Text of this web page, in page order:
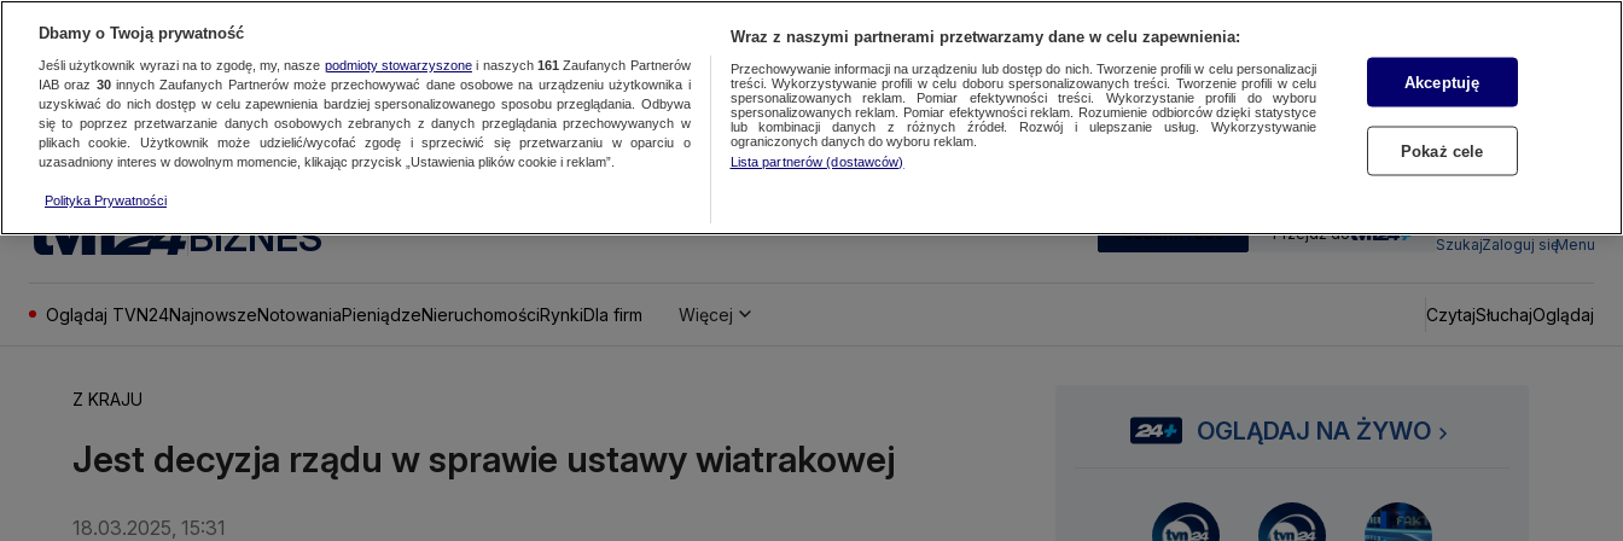
BIZNES SUBSKRYBUJ Przejdź do
SzukajZaloguj sięMenu
Oglądaj TVN24NajnowszeNotowaniaPieniądzeNieruchomościRynkiDla firm Więcej CzytajSłuchajOglądaj
Z KRAJU
Jest decyzja rządu w sprawie ustawy wiatrakowej
18.03.2025, 15:31
OGLĄDAJ NA ŻYWO
Dbamy o Twoją prywatność
Jeśli użytkownik wyrazi na to zgodę, my, nasze podmioty stowarzyszonei naszych 161 Zaufanych Partnerów
IAB oraz 30innych Zaufanych Partnerów może przechowywać dane osobowe na urządzeniu użytkownika i
uzyskiwać do nich dostęp w celu zapewnienia bardziej spersonalizowanego sposobu przeglądania. Odbywa
się to poprzez przetwarzanie danych osobowych zebranych z danych przeglądania przechowywanych w
plikach cookie. Użytkownik może udzielić/wycofać zgodę i sprzeciwić się przetwarzaniu w oparciu o
uzasadniony interes w dowolnym momencie, klikając przycisk „Ustawienia plików cookie i reklam”.
Polityka Prywatności
Wraz z naszymi partnerami przetwarzamy dane w celu zapewnienia:
Przechowywanie informacji na urządzeniu lub dostęp do nich. Tworzenie profili w celu personalizacji
treści. Wykorzystywanie profili w celu doboru spersonalizowanych treści. Tworzenie profili w celu
spersonalizowanych reklam. Pomiar efektywności treści. Wykorzystanie profili do wyboru
spersonalizowanych reklam. Pomiar efektywności reklam. Rozumienie odbiorców dzięki statystyce
lub kombinacji danych z różnych źródeł. Rozwój i ulepszanie usług. Wykorzystywanie
ograniczonych danych do wyboru reklam.
Lista partnerów (dostawców)
Akceptuję
Pokaż cele